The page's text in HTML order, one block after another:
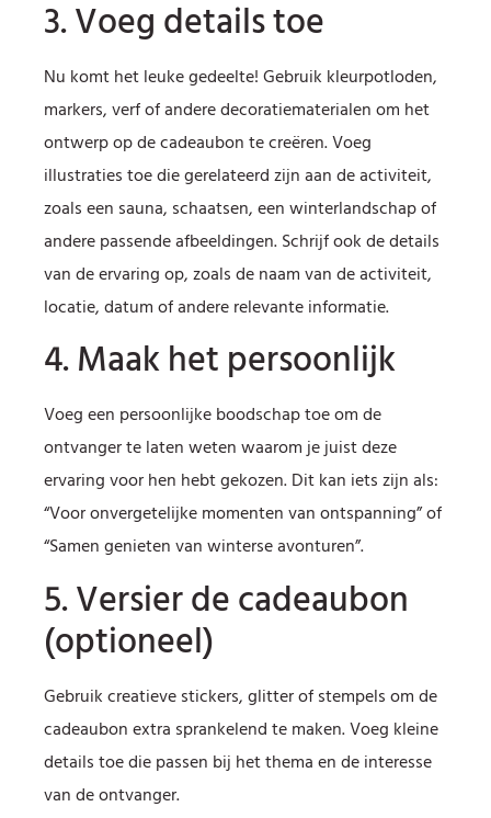
3. Voeg details toe
Nu komt het leuke gedeelte! Gebruik kleurpotloden,
markers, verf of andere decoratiematerialen om het
ontwerp op de cadeaubon te creëren. Voeg
illustraties toe die gerelateerd zijn aan de activiteit,
zoals een sauna, schaatsen, een winterlandschap of
andere passende afbeeldingen. Schrijf ook de details
van de ervaring op, zoals de naam van de activiteit,
locatie, datum of andere relevante informatie.
4. Maak het persoonlijk
Voeg een persoonlijke boodschap toe om de
ontvanger te laten weten waarom je juist deze
ervaring voor hen hebt gekozen. Dit kan iets zijn als:
“Voor onvergetelijke momenten van ontspanning” of
“Samen genieten van winterse avonturen”.
5. Versier de cadeaubon
(optioneel)
Gebruik creatieve stickers, glitter of stempels om de
cadeaubon extra sprankelend te maken. Voeg kleine
details toe die passen bij het thema en de interesse
van de ontvanger.